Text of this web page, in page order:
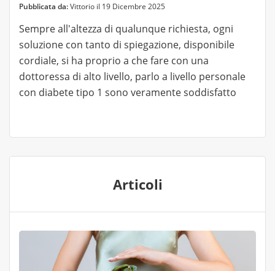
Pubblicata da:Vittorio il 19 Dicembre 2025
Sempre all'altezza di qualunque richiesta, ogni
soluzione con tanto di spiegazione, disponibile
cordiale, si ha proprio a che fare con una
dottoressa di alto livello, parlo a livello personale
con diabete tipo 1 sono veramente soddisfatto
Articoli